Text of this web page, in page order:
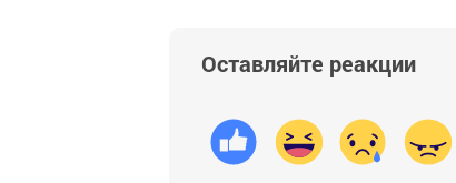
Оставляйте реакции